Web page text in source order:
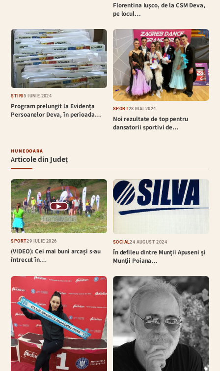
Florentina Iușco, de la CSM Deva,
pe locul…
ȘTIRI5 IUNIE 2024
Program prelungit la Evidența
Persoanelor Deva, în perioada…
SPORT28 MAI 2024
Noi rezultate de top pentru
dansatorii sportivi de…
HUNEDOARA
Articole din Județ
▶
SPORT29 IULIE 2026
(VIDEO): Cei mai buni arcași s-au
întrecut în…
SOCIAL24 AUGUST 2024
În defileu dintre Munţii Apuseni şi
Munţii Poiana…